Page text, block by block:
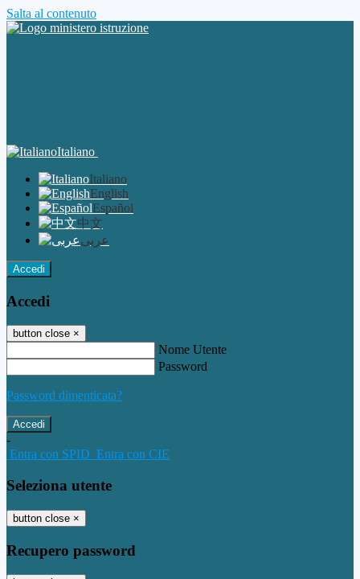
Salta al contenuto
Italiano
Italiano
English
Español
中文
عربى
Accedi
Accedi
button close ×
Nome Utente
Password
Password dimenticata?
-
Entra con SPID Entra con CIE
Seleziona utente
button close ×
Recupero password